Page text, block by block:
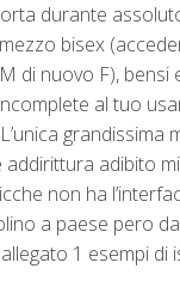
durante
bisex
di nuovo F), bensi
al tuo
grandissima
adibito
non ha
a paese pero
1 esempi di